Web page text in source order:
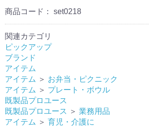
商品コード： set0218
関連カテゴリ
ピックアップ
ブランド
アイテム
アイテム ＞ お弁当・ピクニック
アイテム ＞ プレート・ボウル
既製品プロユース
既製品プロユース ＞ 業務用品
アイテム ＞ 育児・介護に